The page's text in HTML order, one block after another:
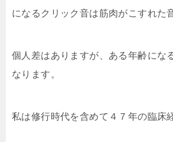
になるクリック音は筋肉がこすれた
個人差はありますが、ある年齢にな
なります。
私は修行時代を含めて４７年の臨床